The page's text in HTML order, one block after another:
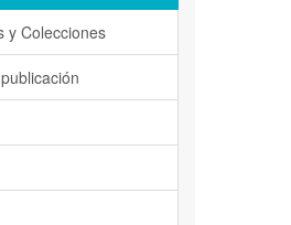
y Colecciones